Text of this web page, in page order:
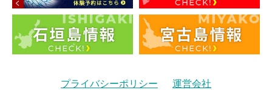
プライバシーポリシー
運営会社